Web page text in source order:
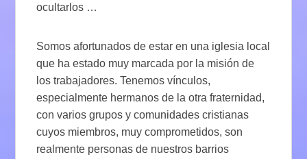
ocultarlos …
Somos afortunados de estar en una iglesia local
que ha estado muy marcada por la misión de
los trabajadores. Tenemos vínculos,
especialmente hermanos de la otra fraternidad,
con varios grupos y comunidades cristianas
cuyos miembros, muy comprometidos, son
realmente personas de nuestros barrios